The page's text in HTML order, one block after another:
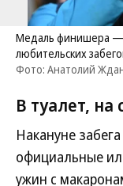
Медаль финишера —
любительских
Фото: Анатолий
В туалет,
Накануне
официальные
ужин с